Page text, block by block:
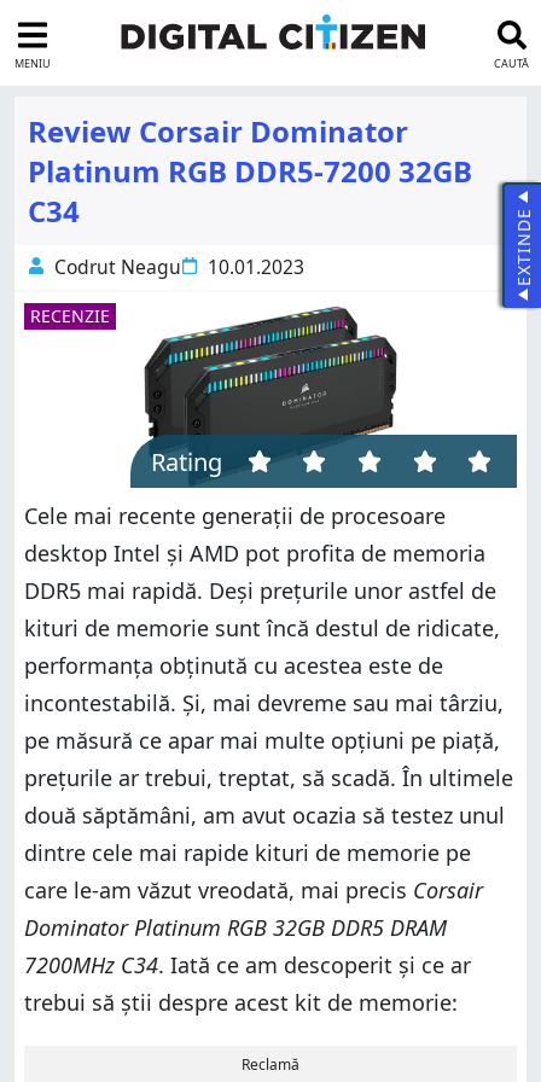
MENIU CAUTĂ
Review Corsair Dominator
Platinum RGB DDR5-7200 32GB
C34
Codrut Neagu 10.01.2023
RECENZIE
Rating
Cele mai recente generații de procesoare
desktop Intel și AMD pot profita de memoria
DDR5 mai rapidă. Deși prețurile unor astfel de
kituri de memorie sunt încă destul de ridicate,
performanța obținută cu acestea este de
incontestabilă. Și, mai devreme sau mai târziu,
pe măsură ce apar mai multe opțiuni pe piață,
prețurile ar trebui, treptat, să scadă. În ultimele
două săptămâni, am avut ocazia să testez unul
dintre cele mai rapide kituri de memorie pe
care le-am văzut vreodată, mai precis Corsair
Dominator Platinum RGB 32GB DDR5 DRAM
7200MHz C34. Iată ce am descoperit și ce ar
trebui să știi despre acest kit de memorie:
Reclamă
EXTINDE